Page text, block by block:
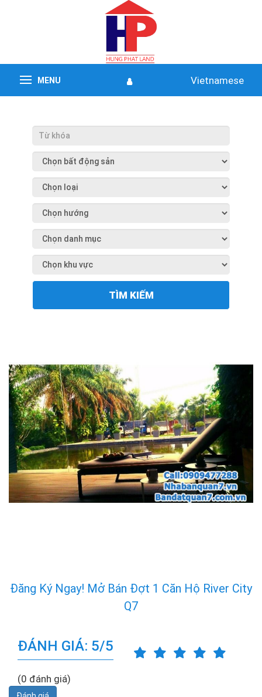
MENU Vietnamese
TÌM KIẾM
Đăng Ký Ngay! Mở Bán Đợt 1 Căn Hộ River City
Q7
ĐÁNH GIÁ: 5/5
(0 đánh giá)